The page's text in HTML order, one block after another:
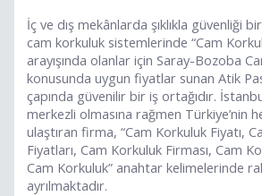
İç ve dış mekânlarda şıklıkla güvenliği
cam korkuluk sistemlerinde “Cam
arayışında olanlar için Saray-Bozoba
konusunda uygun fiyatlar sunan Atik
çapında güvenilir bir iş ortağıdır.
merkezli olmasına rağmen Türkiye’nin
ulaştıran firma, “Cam Korkuluk Fiyatı,
Fiyatları, Cam Korkuluk Firması, Cam
Cam Korkuluk” anahtar kelimelerinde
ayrılmaktadır.